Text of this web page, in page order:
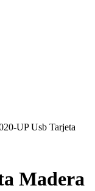
UP Usb Tarjeta
Madera